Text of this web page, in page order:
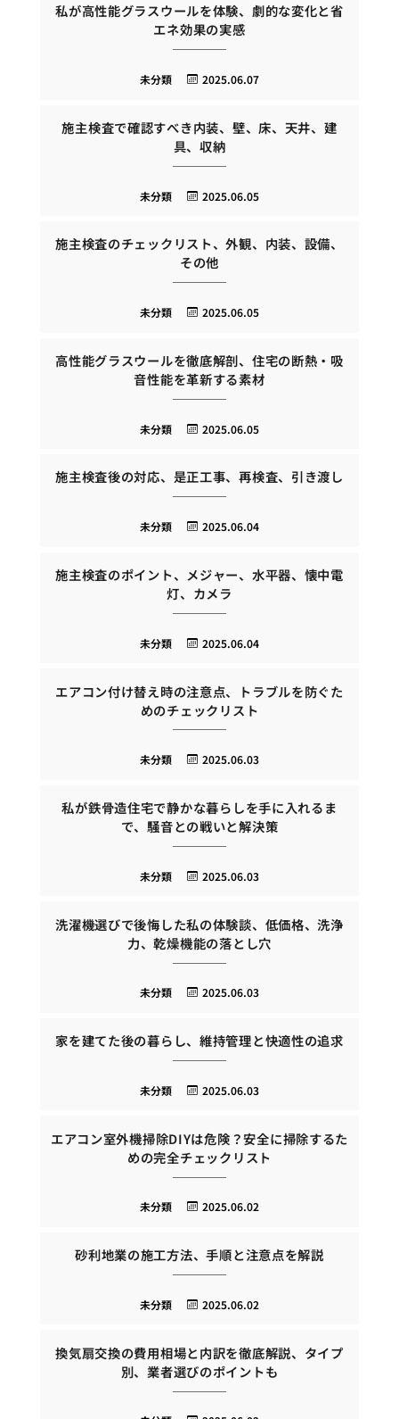
私が高性能グラスウールを体験、劇的な変化と省
エネ効果の実感
2025.06.07
未分類
施主検査で確認すべき内装、壁、床、天井、建
具、収納
2025.06.05
未分類
施主検査のチェックリスト、外観、内装、設備、
その他
2025.06.05
未分類
高性能グラスウールを徹底解剖、住宅の断熱・吸
音性能を革新する素材
2025.06.05
未分類
施主検査後の対応、是正工事、再検査、引き渡し
2025.06.04
未分類
施主検査のポイント、メジャー、水平器、懐中電
灯、カメラ
2025.06.04
未分類
エアコン付け替え時の注意点、トラブルを防ぐた
めのチェックリスト
2025.06.03
未分類
私が鉄骨造住宅で静かな暮らしを手に入れるま
で、騒音との戦いと解決策
2025.06.03
未分類
洗濯機選びで後悔した私の体験談、低価格、洗浄
力、乾燥機能の落とし穴
2025.06.03
未分類
家を建てた後の暮らし、維持管理と快適性の追求
2025.06.03
未分類
エアコン室外機掃除DIYは危険？安全に掃除するた
めの完全チェックリスト
2025.06.02
未分類
砂利地業の施工方法、手順と注意点を解説
2025.06.02
未分類
換気扇交換の費用相場と内訳を徹底解説、タイプ
別、業者選びのポイントも